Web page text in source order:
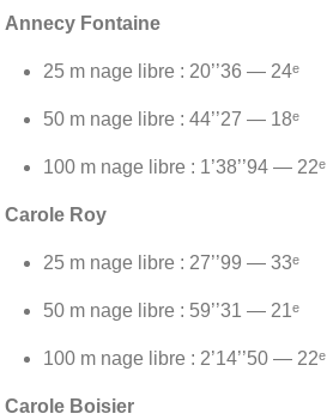
Annecy Fontaine
25 m nage libre : 20’’36 — 24ᵉ
50 m nage libre : 44’’27 — 18ᵉ
100 m nage libre : 1’38’’94 — 22ᵉ
Carole Roy
25 m nage libre : 27’’99 — 33ᵉ
50 m nage libre : 59’’31 — 21ᵉ
100 m nage libre : 2’14’’50 — 22ᵉ
Carole Boisier